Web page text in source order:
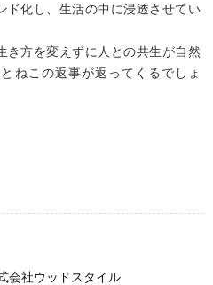
ド化し、生活の中に浸透させてい
き方を変えずに人との共生が自然
ねこの返事が返ってくるでしょ
会社ウッドスタイル